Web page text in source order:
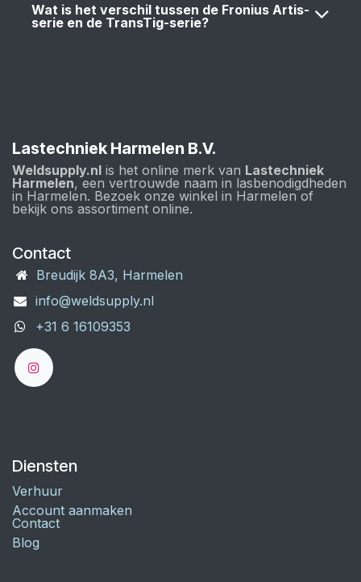
Wat is het verschil tussen de Fronius Artis-
serie en de TransTig-serie?
Lastechniek Harmelen B.V.
Weldsupply.nl is het online merk van Lastechniek
Harmelen, een vertrouwde naam in lasbenodigdheden
in Harmelen. Bezoek onze winkel in Harmelen of
bekijk ons assortiment online.
Contact
Breudijk 8A3, Harmelen
info@weldsupply.nl
+31 6 16109353
Diensten
Verhuur
Account aanmaken
Contact
Blog